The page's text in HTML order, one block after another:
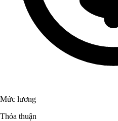
Mức lương
Thỏa thuận